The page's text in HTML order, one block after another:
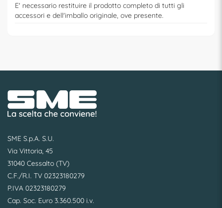
E' necessario restituire il prodotto completo di tutti gli
accessori e dell'imballo originale, ove presente.
SME S.p.A. S.U.
Via Vittoria, 45
31040 Cessalto (TV)
C.F./R.I. TV 02323180279
P.IVA 02323180279
Cap. Soc. Euro 3.360.500 i.v.